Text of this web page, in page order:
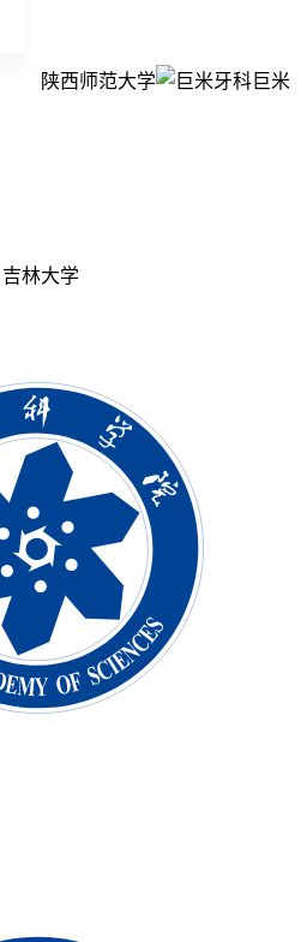
陕西师范大学 巨米
吉林大学